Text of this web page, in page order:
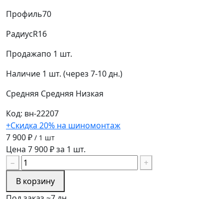
Профиль70
РадиусR16
Продажапо 1 шт.
Наличие 1 шт. (через 7-10 дн.)
Средняя Средняя Низкая
Код: вн-22207
+Скидка 20% на шиномонтаж
7 900 ₽ / 1 шт
Цена 7 900 ₽ за 1 шт.
−
+
В корзину